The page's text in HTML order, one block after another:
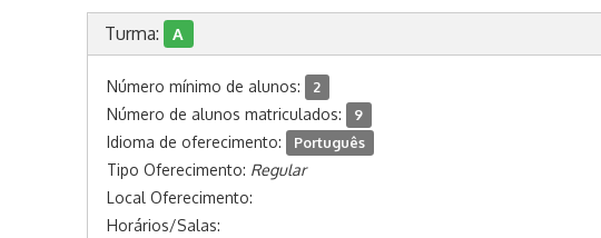
Turma: A
Número mínimo de alunos: 2
Número de alunos matriculados: 9
Idioma de oferecimento: Português
Tipo Oferecimento: Regular
Local Oferecimento:
Horários/Salas: